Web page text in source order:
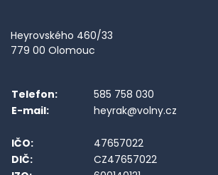
Heyrovského 460/33
779 00 Olomouc
Telefon:
585 758 030
E-mail:
heyrak@volny.cz
IČO:
47657022
DIČ:
CZ47657022